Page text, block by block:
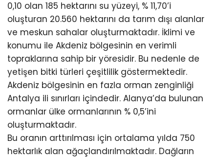
0,10 olan 185 hektarını su yüzeyi, % 11,70’i
oluşturan 20.560 hektarını da tarım dışı alanlar
ve meskun sahalar oluşturmaktadır. İklimi ve
konumu ile Akdeniz bölgesinin en verimli
topraklarına sahip bir yöresidir. Bu nedenle de
yetişen bitki türleri çeşitlilik göstermektedir.
Akdeniz bölgesinin en fazla orman zenginliği
Antalya ili sınırları içindedir. Alanya’da bulunan
ormanlar ülke ormanlarının % 0,5’ini
oluşturmaktadır.
Bu oranın arttırılması için ortalama yılda 750
hektarlık alan ağaçlandırılmaktadır. Dağların